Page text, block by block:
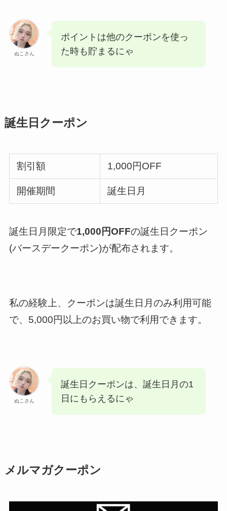
ぬこさん
ポイントは他のクーポンを使っ
た時も貯まるにゃ
誕生日クーポン
割引額 1,000円OFF
開催期間 誕生日月
誕生日月限定で1,000円OFFの誕生日クーポン
(バースデークーポン)が配布されます。
私の経験上、クーポンは誕生日月のみ利用可能
で、5,000円以上のお買い物で利用できます。
ぬこさん
誕生日クーポンは、誕生日月の1
日にもらえるにゃ
メルマガクーポン